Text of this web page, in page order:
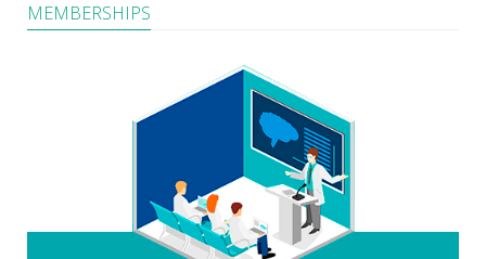
MEMBERSHIPS